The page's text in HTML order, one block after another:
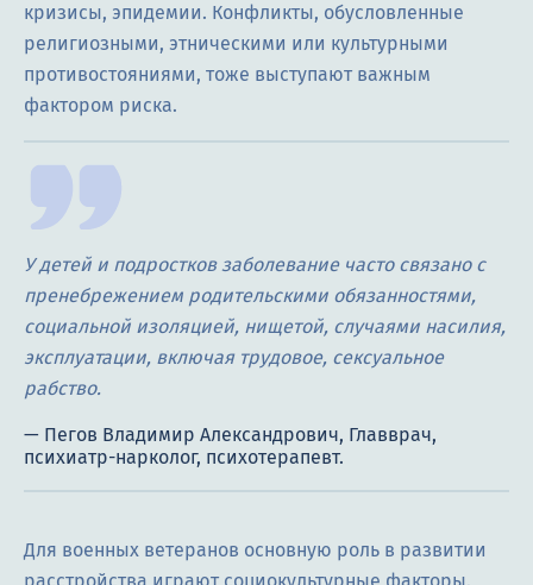
кризисы, эпидемии. Конфликты, обусловленные
религиозными, этническими или культурными
противостояниями, тоже выступают важным
фактором риска.
У детей и подростков заболевание часто связано с
пренебрежением родительскими обязанностями,
социальной изоляцией, нищетой, случаями насилия,
эксплуатации, включая трудовое, сексуальное
рабство.
Для военных ветеранов основную роль в развитии